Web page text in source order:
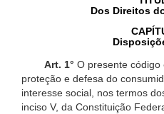
Dos Direitos
Art. 1° O presente
proteção e defesa do
interesse social, nos termos
inciso V, da Constituição